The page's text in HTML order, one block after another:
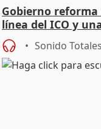
Gobierno
línea del ICO y
Sonido Totales